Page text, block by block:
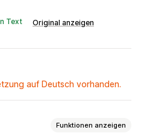
Text Original anzeigen
auf Deutsch vorhanden.
Funktionen anzeigen